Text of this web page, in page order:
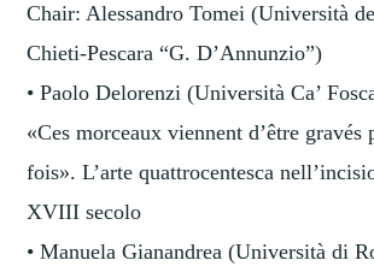
Chair: Alessandro Tomei (Università
Chieti-Pescara “G. D’Annunzio”)
• Paolo Delorenzi (Università Ca’
«Ces morceaux viennent d’être gravés
fois». L’arte quattrocentesca
XVIII secolo
• Manuela Gianandrea (Università di